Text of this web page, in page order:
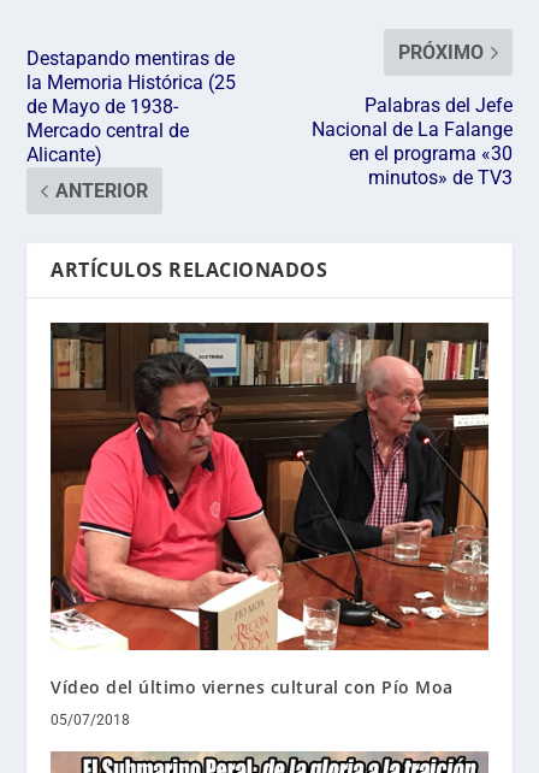
Destapando mentiras de
la Memoria Histórica (25
de Mayo de 1938-
Mercado central de
Alicante)
ANTERIOR
PRÓXIMO
Palabras del Jefe
Nacional de La Falange
en el programa «30
minutos» de TV3
ARTÍCULOS RELACIONADOS
Vídeo del último viernes cultural con Pío Moa
05/07/2018